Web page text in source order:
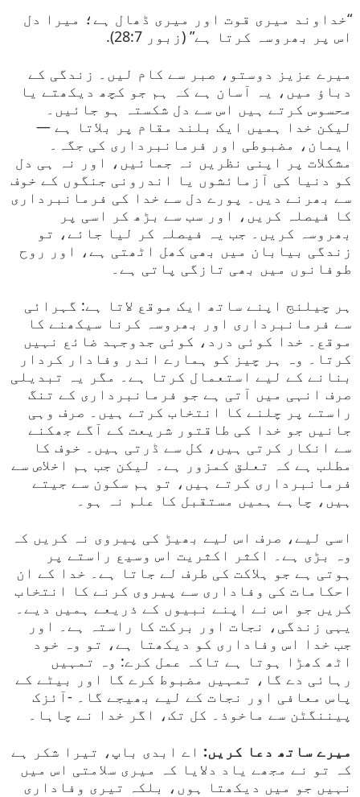
“خداوند میری قوت اور میری ڈھال ہے؛ میرا دل
اس پر بھروسہ کرتا ہے” (زبور 28:7).
میرے عزیز دوستو، صبر سے کام لیں۔ زندگی کے
دباؤ میں، یہ آسان ہے کہ ہم جو کچھ دیکھتے یا
محسوس کرتے ہیں اس سے دل شکستہ ہو جائیں۔
لیکن خدا ہمیں ایک بلند مقام پر بلاتا ہے —
ایمان، مضبوطی اور فرمانبرداری کی جگہ۔
مشکلات پر اپنی نظریں نہ جمائیں، اور نہ ہی دل
کو دنیا کی آزمائشوں یا اندرونی جنگوں کے خوف
سے بھرنے دیں۔ پورے دل سے خدا کی فرمانبرداری
کا فیصلہ کریں، اور سب سے بڑھ کر اسی پر
بھروسہ کریں۔ جب یہ فیصلہ کر لیا جائے، تو
زندگی بیابان میں بھی کھل اٹھتی ہے، اور روح
طوفانوں میں بھی تازگی پاتی ہے۔
ہر چیلنج اپنے ساتھ ایک موقع لاتا ہے: گہرائی
سے فرمانبرداری اور بھروسہ کرنا سیکھنے کا
موقع۔ خدا کوئی درد، کوئی جدوجہد ضائع نہیں
کرتا۔ وہ ہر چیز کو ہمارے اندر وفادار کردار
بنانے کے لیے استعمال کرتا ہے۔ مگر یہ تبدیلی
صرف انہی میں آتی ہے جو فرمانبرداری کے تنگ
راستے پر چلنے کا انتخاب کرتے ہیں۔ صرف وہی
جانیں جو خدا کی طاقتور شریعت کے آگے جھکنے
سے انکار کرتی ہیں، کل سے ڈرتی ہیں۔ خوف کا
مطلب ہے کہ تعلق کمزور ہے۔ لیکن جب ہم اخلاص سے
فرمانبرداری کرتے ہیں، تو ہم سکون سے جیتے
ہیں، چاہے ہمیں مستقبل کا علم نہ ہو۔
اسی لیے، صرف اس لیے بھیڑ کی پیروی نہ کریں کہ
وہ بڑی ہے۔ اکثر اکثریت اس وسیع راستے پر
ہوتی ہے جو ہلاکت کی طرف لے جاتا ہے۔ خدا کے ان
احکامات کی وفاداری سے پیروی کرنے کا انتخاب
کریں جو اس نے اپنے نبیوں کے ذریعے ہمیں دیے۔
یہی زندگی، نجات اور برکت کا راستہ ہے۔ اور
جب خدا اس وفاداری کو دیکھتا ہے، تو وہ خود
اٹھ کھڑا ہوتا ہے تاکہ عمل کرے: وہ تمہیں
رہائی دے گا، تمہیں مضبوط کرے گا اور بیٹے کے
پاس معافی اور نجات کے لیے بھیجے گا۔ -آئزک
پیننگٹن سے ماخوذ۔ کل تک، اگر خدا نے چاہا۔
میرے ساتھ دعا کریں: اے ابدی باپ، تیرا شکر ہے
کہ تو نے مجھے یاد دلایا کہ میری سلامتی اس میں
نہیں جو میں دیکھتا ہوں، بلکہ تیری وفاداری